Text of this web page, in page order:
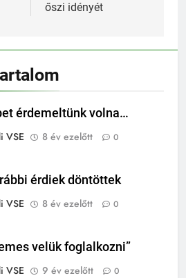
őszi idényét
érdemeltünk volna…
VSE
8 év ezelőtt 0
érdiek döntöttek
VSE
8 év ezelőtt 0
velük foglalkozni”
VSE
9 év ezelőtt 0